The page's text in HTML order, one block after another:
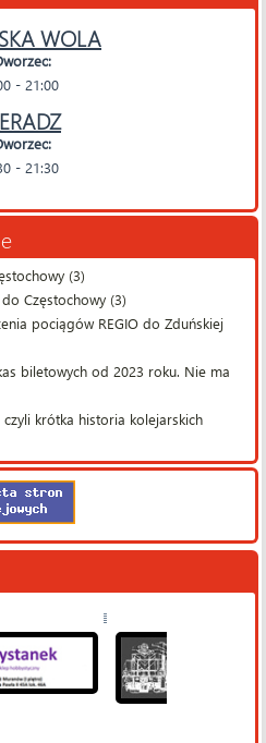
WOLA
- 21:00
- 21:30
(3)
Częstochowy (3)
pociągów REGIO do Zduńskiej
biletowych od 2023 roku. Nie ma
krótka historia kolejarskich